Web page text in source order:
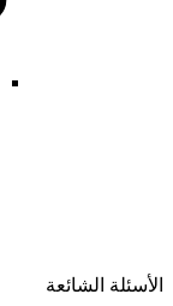
الأسئلة الشائعة